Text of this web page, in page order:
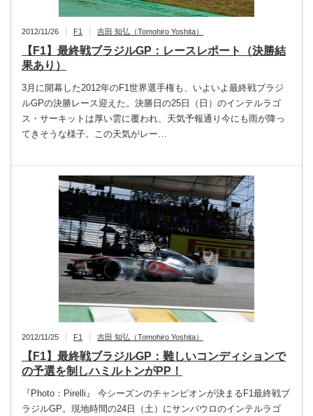
2012/11/26 F1 吉田 知弘（Tomohiro Yoshita）
【F1】最終戦ブラジルGP：レースレポート（決勝結
果あり）
3月に開幕した2012年のF1世界選手権も、いよいよ最終戦ブラジ
ルGPの決勝レース迎えた。決勝日の25日（日）のインテルラゴ
ス・サーキットは厚い雲に覆われ、天気予報通り今にも雨が降っ
てきそうな様子。この天気がレー…
2012/11/25 F1 吉田 知弘（Tomohiro Yoshita）
【F1】最終戦ブラジルGP：難しいコンディションで
の予選を制しハミルトンがPP！
『Photo：Pirelli』 今シーズンのチャンピオンが決まるF1最終戦ブ
ラジルGP。現地時間の24日（土）にサンパウロのインテルラゴ